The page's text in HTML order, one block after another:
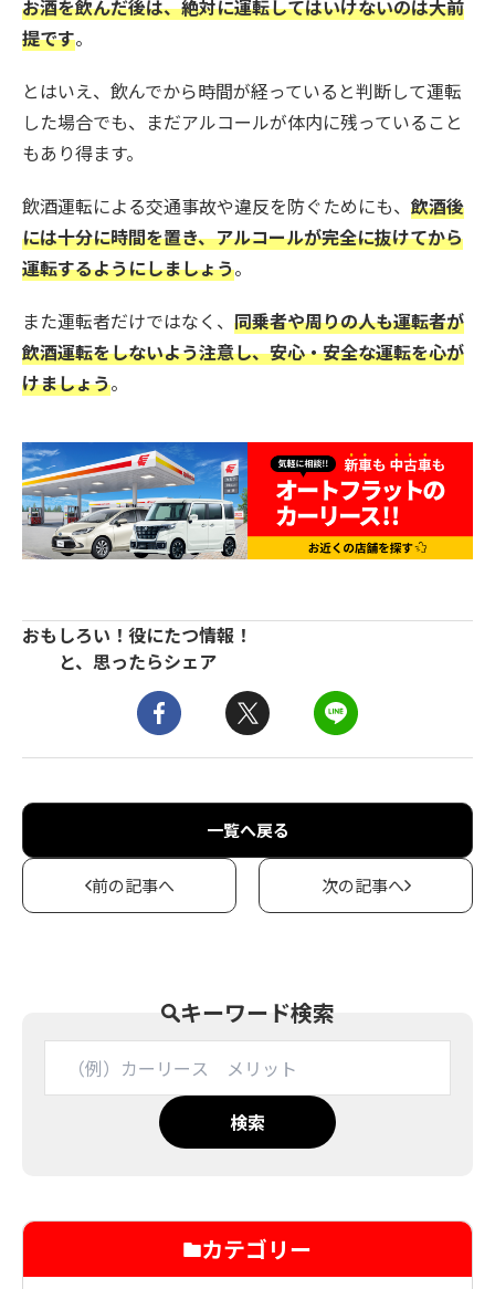
お酒を飲んだ後は、絶対に運転してはいけないのは大前
提です。
とはいえ、飲んでから時間が経っていると判断して運転
した場合でも、まだアルコールが体内に残っていること
もあり得ます。
飲酒運転による交通事故や違反を防ぐためにも、 飲酒後
には十分に時間を置き、アルコールが完全に抜けてから
運転するようにしましょう。
また運転者だけではなく、 同乗者や周りの人も運転者が
飲酒運転をしないよう注意し、安心・安全な運転を心が
けましょう。
おもしろい！役にたつ情報！
と、思ったらシェア
一覧へ戻る
前の記事へ 次の記事へ
キーワード検索
検索
カテゴリー